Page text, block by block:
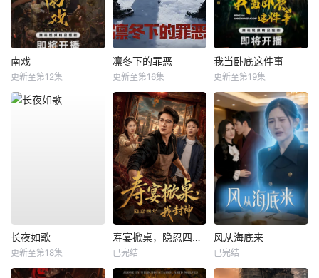
南戏
更新至第12集
凛冬下的罪恶
更新至第16集
我当卧底这件事
更新至第19集
长夜如歌
更新至第18集
寿宴掀桌，隐忍四年我封神
已完结
风从海底来
已完结